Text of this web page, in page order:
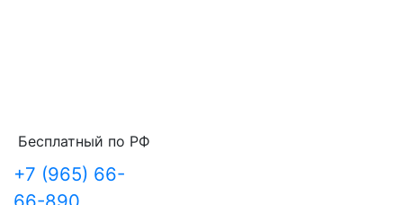
Бесплатный по РФ
+7 (965) 66-